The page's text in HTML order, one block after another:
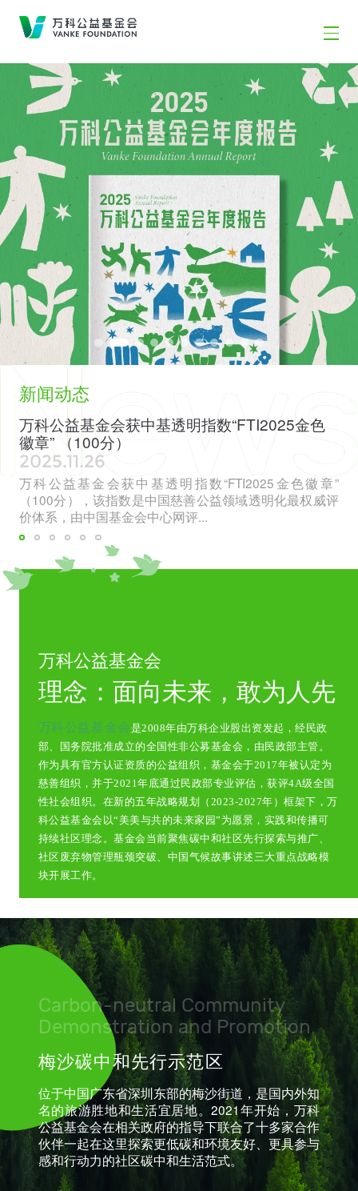
新闻动态
万科公益基金会获中基透明指数“FTI2025金色
徽章” （100分）
2025.11.26
万科公益基金会获中基透明指数“FTI2025金色徽章”
（100分），该指数是中国慈善公益领域透明化最权威评
价体系，由中国基金会中心网评...
万科公益基金会
理念：面向未来，敢为人先
万科公益基金会是2008年由万科企业股出资发起，经民政
部、国务院批准成立的全国性非公募基金会，由民政部主管。
作为具有官方认证资质的公益组织，基金会于2017年被认定为
慈善组织，并于2021年底通过民政部专业评估，获评4A级全国
性社会组织。在新的五年战略规划（2023-2027年）框架下，万
科公益基金会以“美美与共的未来家园”为愿景，实践和传播可
持续社区理念。基金会当前聚焦碳中和社区先行探索与推广、
社区废弃物管理瓶颈突破、中国气候故事讲述三大重点战略模
块开展工作。
Carbon-neutral Community
Demonstration and Promotion
梅沙碳中和先行示范区
位于中国广东省深圳东部的梅沙街道，是国内外知
名的旅游胜地和生活宜居地。2021年开始，万科
公益基金会在相关政府的指导下联合了十多家合作
伙伴一起在这里探索更低碳和环境友好、更具参与
感和行动力的社区碳中和生活范式。